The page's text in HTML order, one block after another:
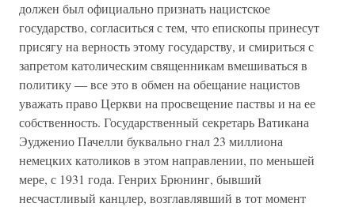
должен был официально признать нацистское
государство, согласиться с тем, что епископы принесут
присягу на верность этому государству, и смириться с
запретом католическим священникам вмешиваться в
политику — все это в обмен на обещание нацистов
уважать право Церкви на просвещение паствы и на ее
собственность. Государственный секретарь Ватикана
Эудженио Пачелли буквально гнал 23 миллиона
немецких католиков в этом направлении, по меньшей
мере, с 1931 года. Генрих Брюнинг, бывший
несчастливый канцлер, возглавлявший в тот момент